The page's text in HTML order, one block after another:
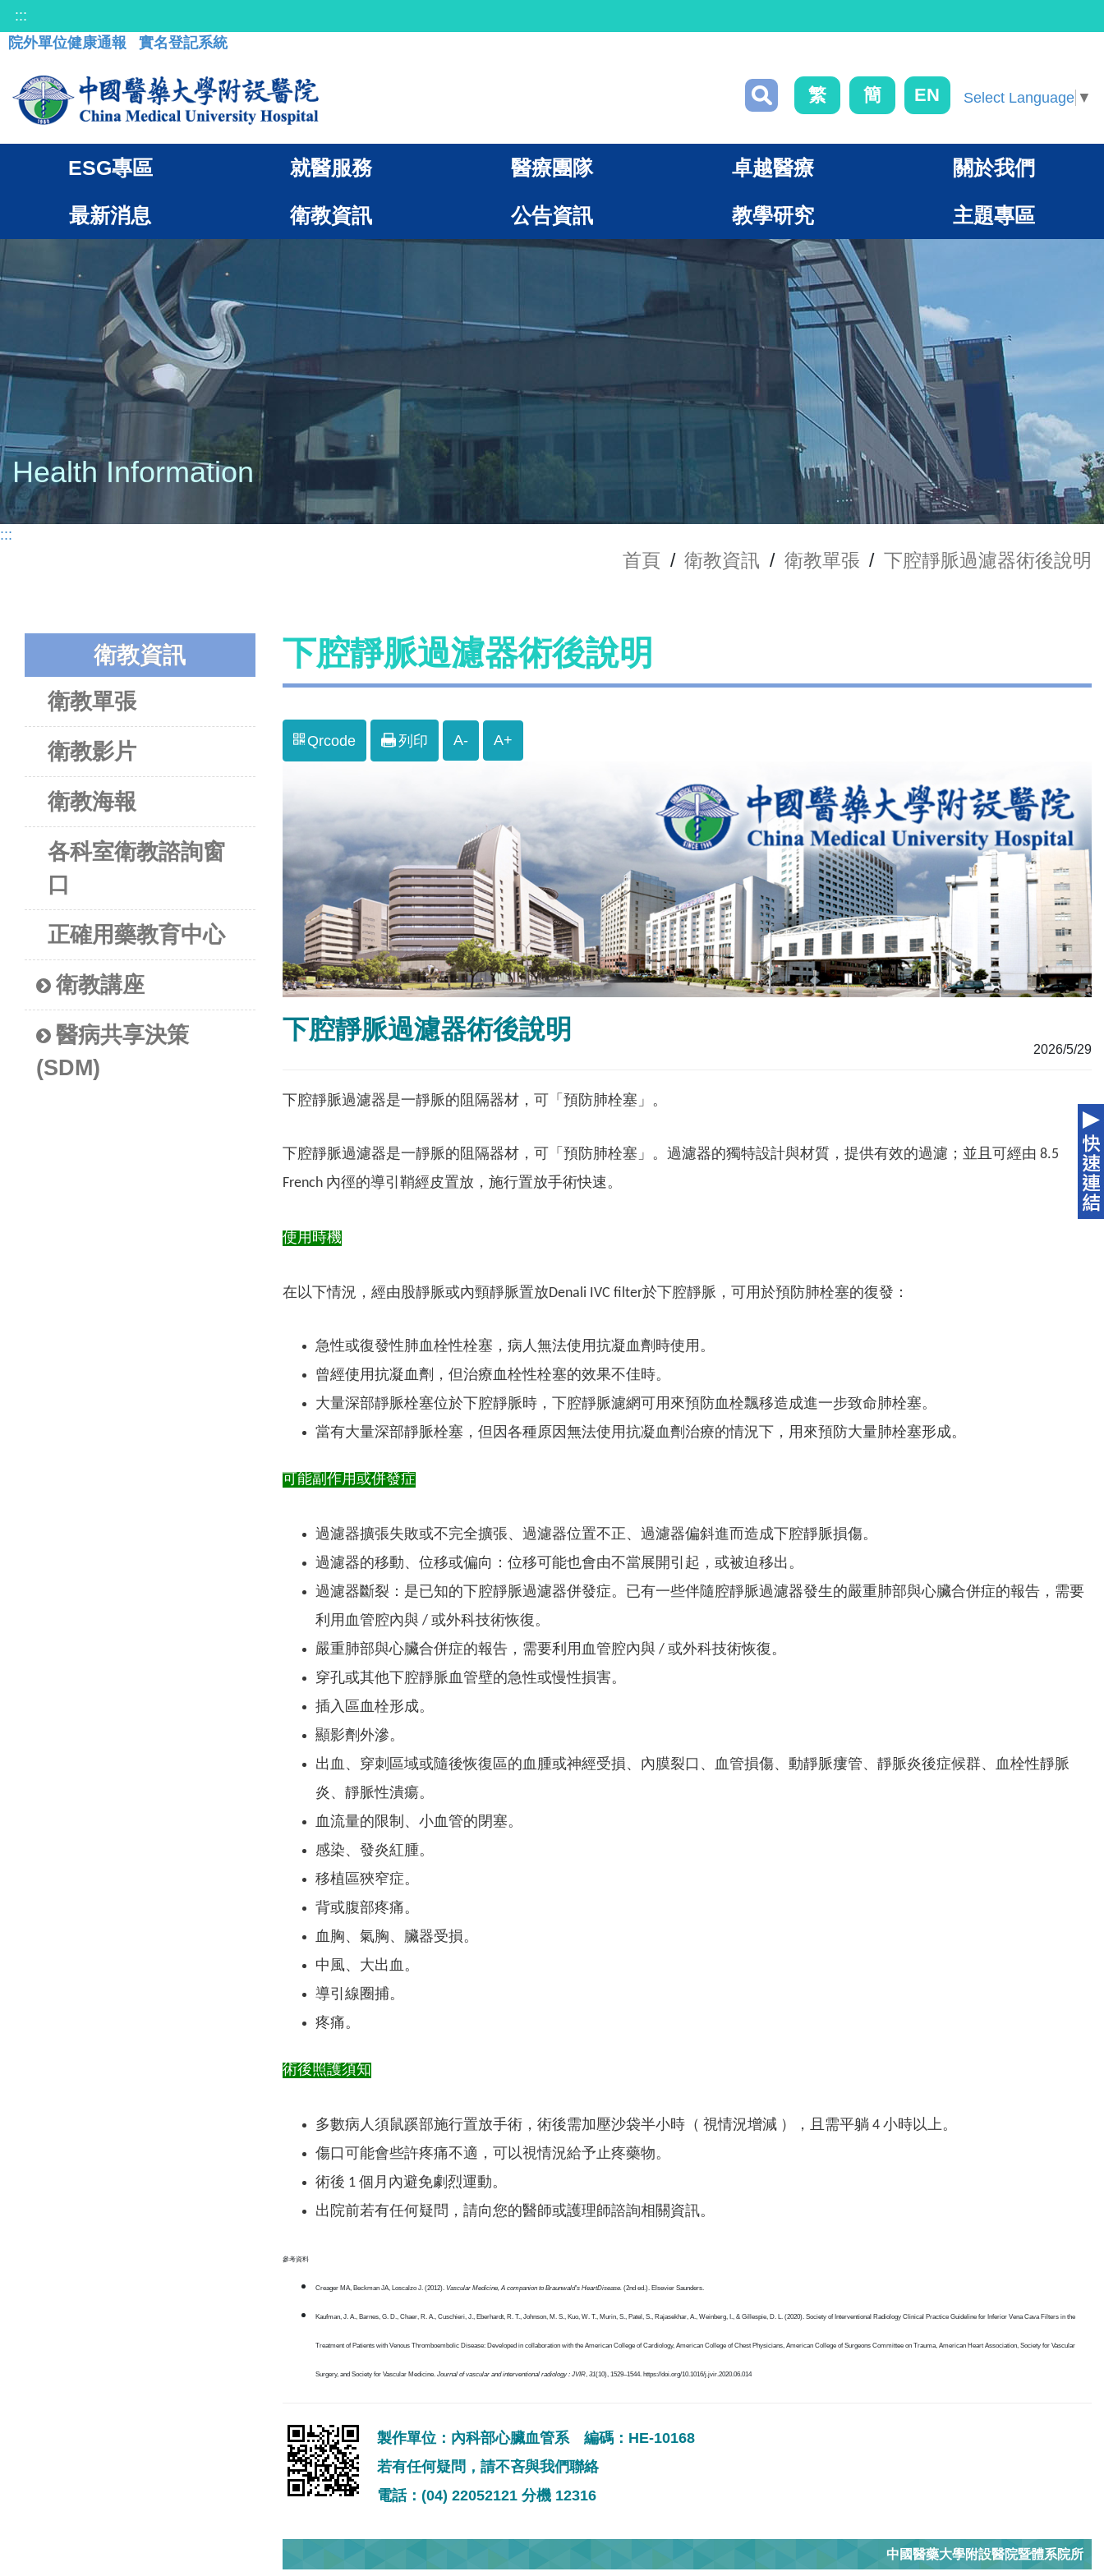
:::
院外單位健康通報
實名登記系統
繁 簡 EN Select Language ▼
ESG專區 就醫服務 醫療團隊 卓越醫療 關於我們
最新消息 衛教資訊 公告資訊 教學研究 主題專區
Health Information
:::
首頁 / 衛教資訊 / 衛教單張 / 下腔靜脈過濾器術後說明
衛教資訊
衛教單張
衛教影片
衛教海報
各科室衛教諮詢窗
口
正確用藥教育中心
衛教講座
醫病共享決策
(SDM)
下腔靜脈過濾器術後說明
Qrcode 列印 A- A+
下腔靜脈過濾器術後說明
2026/5/29
下腔靜脈過濾器是一靜脈的阻隔器材，可「預防肺栓塞」。
下腔靜脈過濾器是一靜脈的阻隔器材，可「預防肺栓塞」。過濾器的獨特設計與材質，提供有效的過濾；並且可經由 8.5
French 內徑的導引鞘經皮置放，施行置放手術快速。
使用時機
在以下情況，經由股靜脈或內頸靜脈置放Denali IVC filter於下腔靜脈，可用於預防肺栓塞的復發：
急性或復發性肺血栓性栓塞，病人無法使用抗凝血劑時使用。
曾經使用抗凝血劑，但治療血栓性栓塞的效果不佳時。
大量深部靜脈栓塞位於下腔靜脈時，下腔靜脈濾網可用來預防血栓飄移造成進一步致命肺栓塞。
當有大量深部靜脈栓塞，但因各種原因無法使用抗凝血劑治療的情況下，用來預防大量肺栓塞形成。
可能副作用或併發症
過濾器擴張失敗或不完全擴張、過濾器位置不正、過濾器偏斜進而造成下腔靜脈損傷。
過濾器的移動、位移或偏向：位移可能也會由不當展開引起，或被迫移出。
過濾器斷裂：是已知的下腔靜脈過濾器併發症。已有一些伴隨腔靜脈過濾器發生的嚴重肺部與心臟合併症的報告，需要
利用血管腔內與 / 或外科技術恢復。
嚴重肺部與心臟合併症的報告，需要利用血管腔內與 / 或外科技術恢復。
穿孔或其他下腔靜脈血管壁的急性或慢性損害。
插入區血栓形成。
顯影劑外滲。
出血、穿刺區域或隨後恢復區的血腫或神經受損、內膜裂口、血管損傷、動靜脈瘻管、靜脈炎後症候群、血栓性靜脈
炎、靜脈性潰瘍。
血流量的限制、小血管的閉塞。
感染、發炎紅腫。
移植區狹窄症。
背或腹部疼痛。
血胸、氣胸、臟器受損。
中風、大出血。
導引線圈捕。
疼痛。
術後照護須知
多數病人須鼠蹊部施行置放手術，術後需加壓沙袋半小時（ 視情況增減 ），且需平躺 4 小時以上。
傷口可能會些許疼痛不適，可以視情況給予止疼藥物。
術後 1 個月內避免劇烈運動。
出院前若有任何疑問，請向您的醫師或護理師諮詢相關資訊。
參考資料
Creager MA, Beckman JA, Loscalzo J. (2012). Vascular Medicine, A companion to Braunwald's HeartDisease. (2nd ed.). Elsevier Saunders.
Kaufman, J. A., Barnes, G. D., Chaer, R. A., Cuschieri, J., Eberhardt, R. T., Johnson, M. S., Kuo, W. T., Murin, S., Patel, S., Rajasekhar, A., Weinberg, I., & Gillespie, D. L. (2020). Society of Interventional Radiology Clinical Practice Guideline for Inferior Vena Cava Filters in the
Treatment of Patients with Venous Thromboembolic Disease: Developed in collaboration with the American College of Cardiology, American College of Chest Physicians, American College of Surgeons Committee on Trauma, American Heart Association, Society for Vascular
Surgery, and Society for Vascular Medicine. Journal of vascular and interventional radiology : JVIR, 31(10), 1529–1544. https://doi.org/10.1016/j.jvir.2020.06.014
製作單位：內科部心臟血管系 編碼：HE-10168
若有任何疑問，請不吝與我們聯絡
電話：(04) 22052121 分機 12316
中國醫藥大學附設醫院暨體系院所